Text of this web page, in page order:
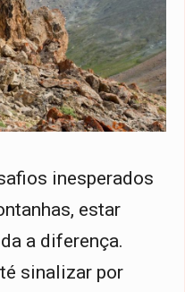
inesperados
estar
a diferença.
sinalizar por